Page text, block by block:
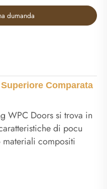
dumanda
Comparata
WPC Doors si trova in
di pocu
materiali compositi